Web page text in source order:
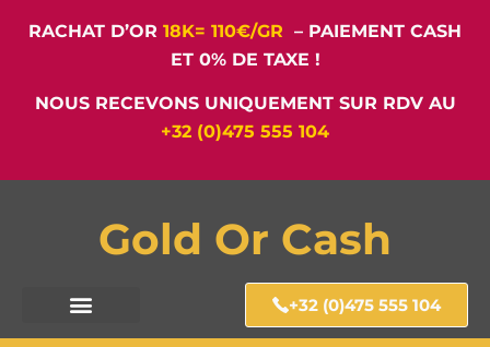
RACHAT D’OR 18K= 110€/GR – PAIEMENT CASH
ET 0% DE TAXE !
NOUS RECEVONS UNIQUEMENT SUR RDV AU
+32 (0)475 555 104
Gold Or Cash
+32 (0)475 555 104